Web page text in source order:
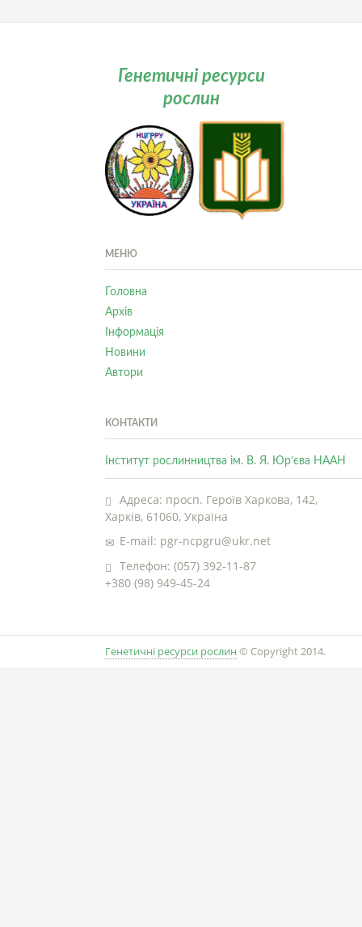
Генетичні ресурси
рослин
МЕНЮ
Головна
Архів
Інформація
Новини
Автори
КОНТАКТИ
Інститут рослинництва ім. В. Я. Юр’єва НААН
Адреса: просп. Героїв Харкова, 142,
Харків, 61060, Україна
E-mail: pgr-ncpgru@ukr.net
Телефон: (057) 392-11-87
+380 (98) 949-45-24
Генетичні ресурси рослин © Copyright 2014.